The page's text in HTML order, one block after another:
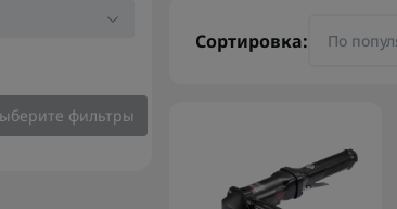
фильтры
Сортировка: